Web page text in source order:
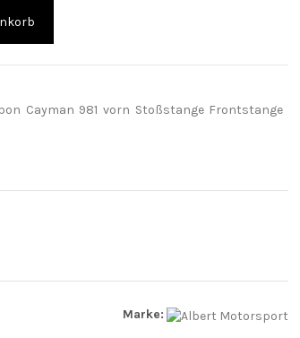
Cayman 981 vorn Stoßstange Frontstange
Marke: